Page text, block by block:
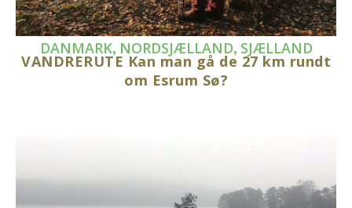
DANMARK, NORDSJÆLLAND, SJÆLLAND
VANDRERUTE Kan man gå de 27 km rundt
om Esrum Sø?